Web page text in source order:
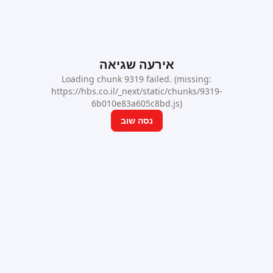
אירעה שגיאה
Loading chunk 9319 failed. (missing:
https://hbs.co.il/_next/static/chunks/9319-
6b010e83a605c8bd.js)